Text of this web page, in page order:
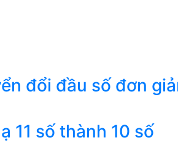
đổi đầu số đơn
11 số thành 10 số